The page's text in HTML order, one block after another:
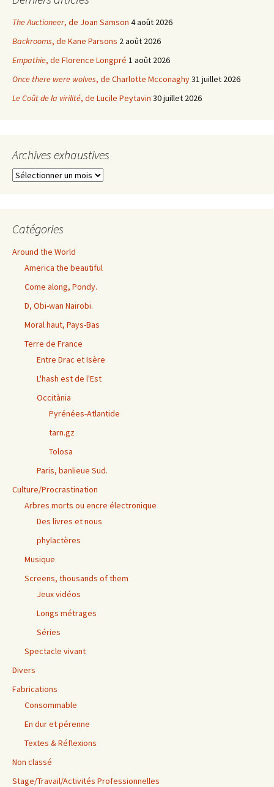
The Auctioneer, de Joan Samson 4 août 2026
Backrooms, de Kane Parsons 2 août 2026
Empathie, de Florence Longpré 1 août 2026
Once there were wolves, de Charlotte Mcconaghy31 juillet 2026
Le Coût de la virilité, de Lucile Peytavin 30 juillet 2026
Archives exhaustives
Archives
Catégories
Around the World
America the beautiful
Come along, Pondy.
D, Obi-wan Nairobi.
Moral haut, Pays-Bas
Terre de France
Entre Drac et Isère
L'hash est de l'Est
Occitània
Pyrénées-Atlantide
tarn.gz
Tolosa
Paris, banlieue Sud.
Culture/Procrastination
Arbres morts ou encre électronique
Des livres et nous
phylactères
Musique
Screens, thousands of them
Jeux vidéos
Longs métrages
Séries
Spectacle vivant
Divers
Fabrications
Consommable
En dur et pérenne
Textes & Réflexions
Non classé
Stage/Travail/Activités Professionnelles